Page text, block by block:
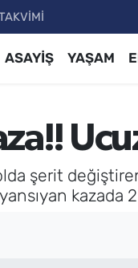
ASAYİŞ YAŞAM
şerit
kazada